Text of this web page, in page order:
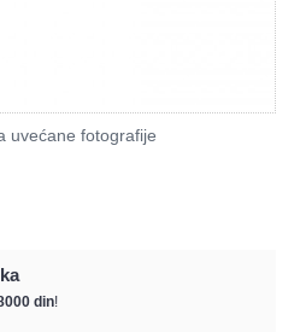
uvećane fotografije
din!